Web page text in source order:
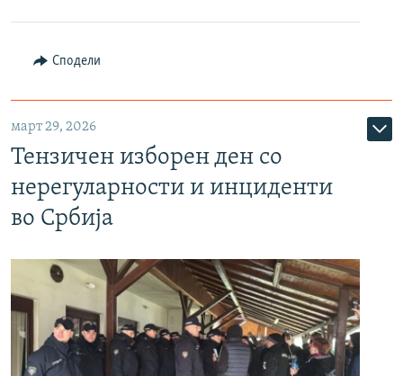
Сподели
март 29, 2026
Тензичен изборен ден со
нерегуларности и инциденти
во Србија